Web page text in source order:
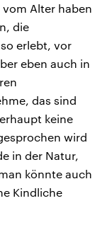
Alter haben
die
erlebt, vor
eben auch in
das sind
keine
wird
in der Natur,
könnte auch
Kindliche